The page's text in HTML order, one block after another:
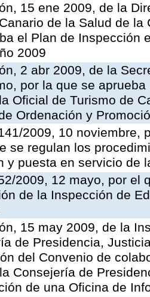
15 ene 2009, de la
de la Salud de
el Plan de Inspección
2009
2 abr 2009, de la
por la que se
Oficial de Turismo de
Ordenación y
2009, 10 noviembre,
se regulan los
y puesta en servicio de
2009, 12 mayo, por el
de la Inspección de
15 may 2009, de la
de Presidencia,
del Convenio de
Consejería de
de una Oficina de